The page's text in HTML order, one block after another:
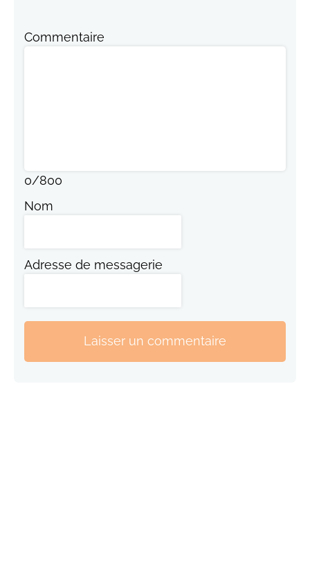
Commentaire
0/800
Nom
Adresse de messagerie
Laisser un commentaire